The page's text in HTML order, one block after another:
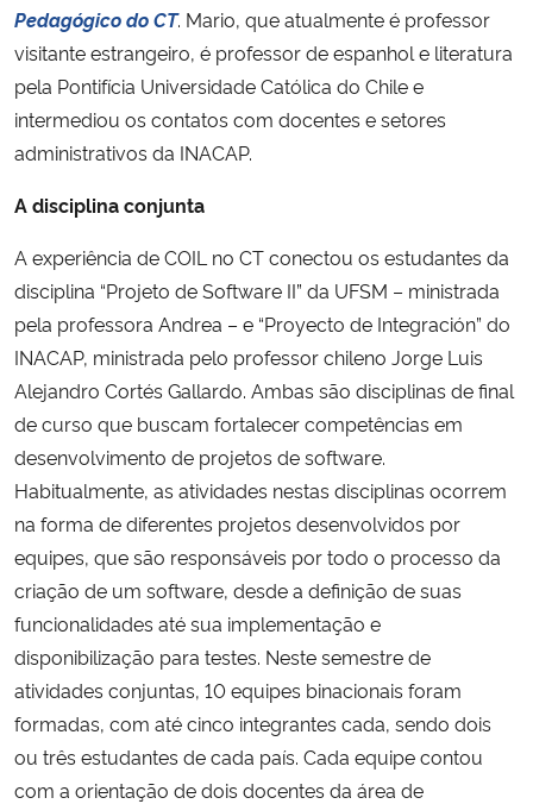
Pedagógico do CT. Mario, que atualmente é professor
visitante estrangeiro, é professor de espanhol e literatura
pela Pontifícia Universidade Católica do Chile e
intermediou os contatos com docentes e setores
administrativos da INACAP.
A disciplina conjunta
A experiência de COIL no CT conectou os estudantes da
disciplina “Projeto de Software II” da UFSM – ministrada
pela professora Andrea – e “Proyecto de Integración” do
INACAP, ministrada pelo professor chileno Jorge Luis
Alejandro Cortés Gallardo. Ambas são disciplinas de final
de curso que buscam fortalecer competências em
desenvolvimento de projetos de software.
Habitualmente, as atividades nestas disciplinas ocorrem
na forma de diferentes projetos desenvolvidos por
equipes, que são responsáveis por todo o processo da
criação de um software, desde a definição de suas
funcionalidades até sua implementação e
disponibilização para testes. Neste semestre de
atividades conjuntas, 10 equipes binacionais foram
formadas, com até cinco integrantes cada, sendo dois
ou três estudantes de cada país. Cada equipe contou
com a orientação de dois docentes da área de